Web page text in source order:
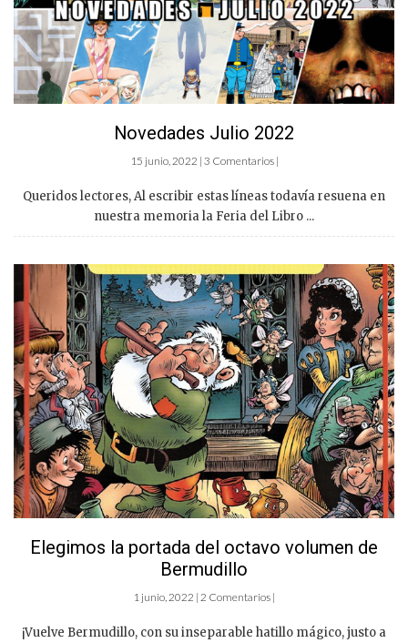
Novedades Julio 2022
15 junio, 2022 | 3 Comentarios |
Queridos lectores, Al escribir estas líneas todavía resuena en
nuestra memoria la Feria del Libro ...
Elegimos la portada del octavo volumen de
Bermudillo
1 junio, 2022 | 2 Comentarios |
¡Vuelve Bermudillo, con su inseparable hatillo mágico, justo a